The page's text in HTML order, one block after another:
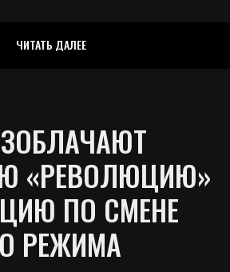
ЧИТАТЬ ДАЛЕЕ
«РЕВОЛЮЦИЮ»
ПО СМЕНЕ
РЕЖИМА